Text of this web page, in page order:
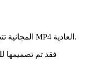
عندما يتعلق الأمر بحفظ فيديوهات تيك توك، يحتاج المستخدمون إلى الجودة والسرعة وسهولة الاستخدام. يبرز TikTokio كأفضل حل لحفظ تيك توك. ميزات TikTokio المجانية تتجاوز بكثير ملفات MP4 العادية.